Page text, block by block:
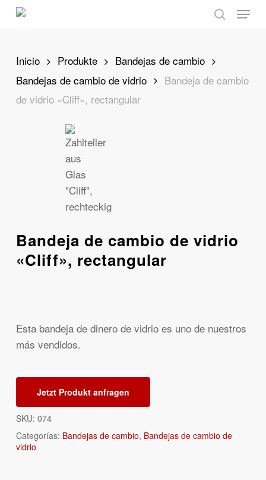
Skip
content
Menu
Inicio Produkte
Bandejas de cambio
Bandejas de cambio de vidrio
Bandeja de cambio
de vidrio «Cliff», rectangular
Bandeja de cambio de vidrio
«Cliff», rectangular
Esta bandeja de dinero de vidrio es uno de nuestros
más vendidos.
Jetzt Produkt anfragen
SKU: 074
Categorías: Bandejas de cambio, Bandejas de cambio de
vidrio